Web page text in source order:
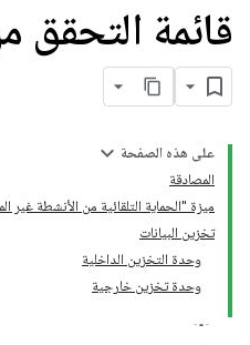
قائمة التحقق
على هذه الصفحة
المصادقة
ميزة "الحماية التلقائية من الأنشطة غير
تخزين البيانات
وحدة التخزين الداخلية
وحدة تخزين خارجية